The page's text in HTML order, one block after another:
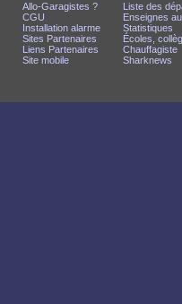
Allo-Garagistes ?
CGU
Installation alarme
Sites Partenaires
Liens Partenaires
Site mobile
Liste des
Enseignes
Statistiques
Écoles,
Chauffagiste
Sharknews